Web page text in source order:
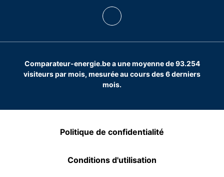
Comparateur-energie.be a une moyenne de 93.254
visiteurs par mois, mesurée au cours des 6 derniers
mois.
Politique de confidentialité
Conditions d'utilisation